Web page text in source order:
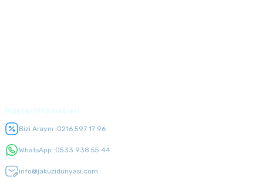
Bizi Arayın :0216 597 17 96
WhatsApp :0533 938 55 44
info@jakuzidunyasi.com